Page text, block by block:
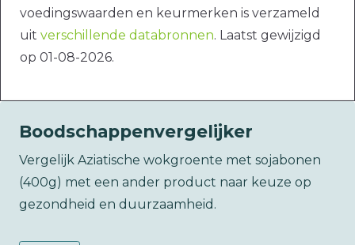
voedingswaarden en keurmerken is verzameld
uit verschillende databronnen. Laatst gewijzigd
op 01-08-2026.
Boodschappenvergelijker
Vergelijk Aziatische wokgroente met sojabonen
(400g) met een ander product naar keuze op
gezondheid en duurzaamheid.